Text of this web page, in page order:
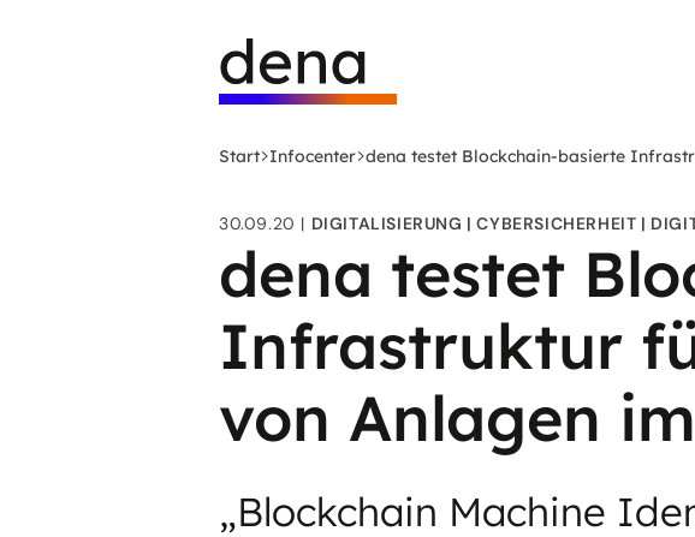
Deutsche
Energie-
Agentur
-
Startseite
Start Infocenter dena testet Blockchain-basierte
30.09.20 DIGITALISIERUNG CYBERSICHERHEIT
dena testet
Infrastruktur
von Anlagen
„Blockchain Machine